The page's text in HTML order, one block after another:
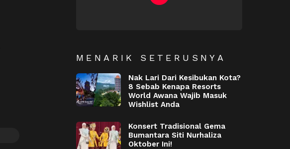
MENARIK SETERUSNYA
Nak Lari Dari Kesibukan Kota?
8 Sebab Kenapa Resorts
World Awana Wajib Masuk
Wishlist Anda
Konsert Tradisional Gema
Bumantara Siti Nurhaliza
Oktober Ini!